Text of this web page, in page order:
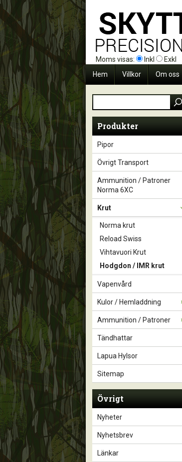
Moms visas: Inkl
Exkl
Hem
Villkor Om oss
Produkter
Pipor
Övrigt Transport
Ammunition / Patroner
Norma 6XC
Krut
Norma krut
Reload Swiss
Vihtavuori Krut
Hodgdon / IMR krut
Vapenvård
Kulor / Hemladdning
Ammunition / Patroner
Tändhattar
Lapua Hylsor
Sitemap
Övrigt
Nyheter
Nyhetsbrev
Länkar